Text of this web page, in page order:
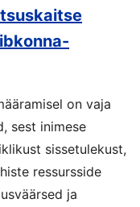
on vaja
sest inimese
sissetulekust,
ressursside
ja